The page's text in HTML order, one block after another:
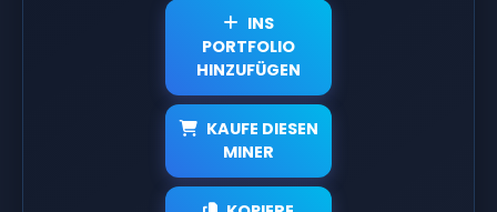
INS
PORTFOLIO
HINZUFÜGEN
KAUFE DIESEN
MINER